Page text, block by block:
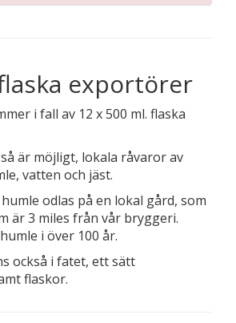
exportörer
i fall av 12 x 500 ml. flaska
är möjligt, lokala råvaror av
vatten och jäst.
odlas på en lokal gård, som
är 3 miles från vår bryggeri.
i över 100 år.
också i fatet, ett sätt
flaskor.